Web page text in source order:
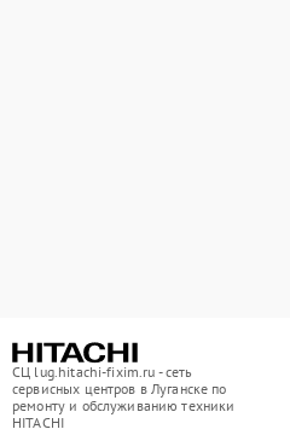
СЦ lug.hitachi-fixim.ru - сеть
сервисных центров в Луганске по
ремонту и обслуживанию техники
HITACHI